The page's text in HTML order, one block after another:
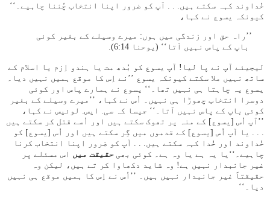
خُداوند کہہ سکتے ہیں. . . آپ کو ضرور اپنا انتخاب چُننا چاہیے۔‘‘
کیونکہ یسوع نے کہا،
’’راہ حق اور زندگی میں ہوں: میرے وسیلے کے بغیر کوئی
باپ کے پاس نہیں آتا‘‘ (یوحنا 14:‏6).
لیجیئے آپ نے پا لیا! آپ یسوع کو بُدھ مت یا ہندو اِزم یا اسلام کے
ساتھ نہیں ملا سکتے کیونکہ یسوع ’’نے اِس کا موقع ہمیں نہیں دیا۔
یسوع یہ چاہتا ہی نہیں تھا۔‘‘ یسوع نے ہمارے پاس اور کوئی
دوسرا انتخاب چھوڑا ہی نہیں۔ اُس نے کہا، ’’میرے وسیلے کے بغیر
کوئی باپ کے پاس نہیں آتا۔‘‘ جیسا کہ سی. ایس. لوئیس نے کہا،
’’آپ اُس [یسوع] کے منہ پر تھوک سکتے ہیں اور اُسے قتل کر سکتے ہیں
. . . یا آپ اُس [یسوع] کے قدموں میں گِر سکتے ہیں اور اُس [یسوع] کو
خُداوند اور خُدا کہہ سکتے ہیں. . . آپ کو ضرور اپنا انتخاب کرنا
چاہیے۔‘‘یا یہ ہے یا وہ ہے۔ کوئی بھیحقیقت میں اس مسئلے پر
غیر جانبدار نہیں ہے! وہ شاید دکھاوا کر تے ہیں، لیکن وہ
حقیقتاً غیر جانبدار نہیں ہیں۔ ’’اُس نے اِس کا ہمیں موقع ہی نہیں
دیا۔‘‘